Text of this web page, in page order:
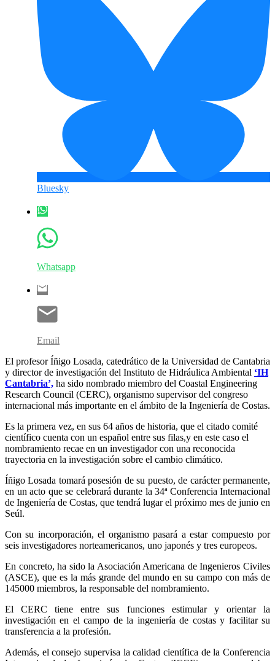
Bluesky
Whatsapp
Email
El profesor Íñigo Losada, catedrático de la Universidad de Cantabria
y director de investigación del Instituto de Hidráulica Ambiental ‘IH
Cantabria’, ha sido nombrado miembro del Coastal Engineering
Research Council (CERC), organismo supervisor del congreso
internacional más importante en el ámbito de la Ingeniería de Costas.
Es la primera vez, en sus 64 años de historia, que el citado comité
científico cuenta con un español entre sus filas,y en este caso el
nombramiento recae en un investigador con una reconocida
trayectoria en la investigación sobre el cambio climático.
Íñigo Losada tomará posesión de su puesto, de carácter permanente,
en un acto que se celebrará durante la 34ª Conferencia Internacional
de Ingeniería de Costas, que tendrá lugar el próximo mes de junio en
Seúl.
Con su incorporación, el organismo pasará a estar compuesto por
seis investigadores norteamericanos, uno japonés y tres europeos.
En concreto, ha sido la Asociación Americana de Ingenieros Civiles
(ASCE), que es la más grande del mundo en su campo con más de
145000 miembros, la responsable del nombramiento.
El CERC tiene entre sus funciones estimular y orientar la
investigación en el campo de la ingeniería de costas y facilitar su
transferencia a la profesión.
Además, el consejo supervisa la calidad científica de la Conferencia